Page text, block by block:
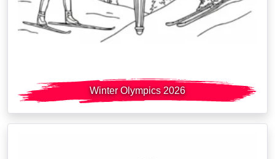
Winter Olympics 2026